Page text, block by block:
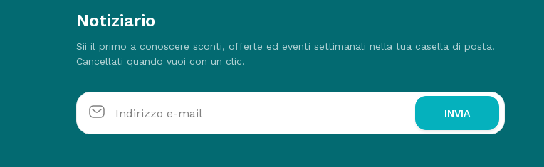
Notiziario
Sii il primo a conoscere sconti, offerte ed eventi settimanali nella tua casella di posta.
Cancellati quando vuoi con un clic.
INVIA